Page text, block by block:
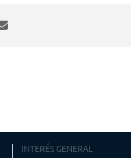
los diferentes museos que alberga
INTERÉS GENERAL